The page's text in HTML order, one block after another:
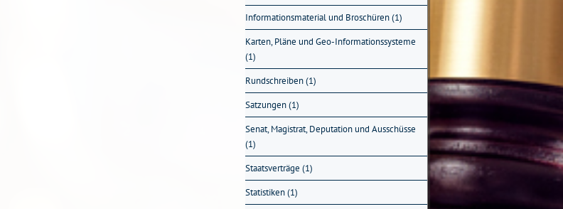
Informationsmaterial und Broschüren (1)
Karten, Pläne und Geo-Informationssysteme
(1)
Rundschreiben (1)
Satzungen (1)
Senat, Magistrat, Deputation und Ausschüsse
(1)
Staatsverträge (1)
Statistiken (1)